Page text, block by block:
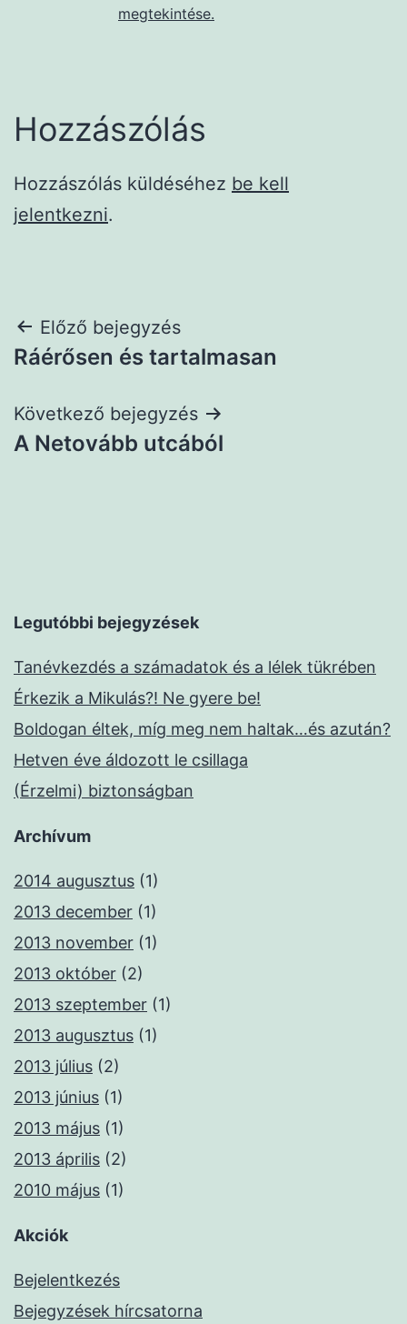
megtekintése.
Hozzászólás
Hozzászólás küldéséhez be kell
jelentkezni.
Bejegyzés
navigáció
Előző bejegyzés
Ráérősen és tartalmasan
Következő bejegyzés
A Netovább utcából
Legutóbbi bejegyzések
Tanévkezdés a számadatok és a lélek tükrében
Érkezik a Mikulás?! Ne gyere be!
Boldogan éltek, míg meg nem haltak…és azután?
Hetven éve áldozott le csillaga
(Érzelmi) biztonságban
Archívum
2014 augusztus (1)
2013 december (1)
2013 november (1)
2013 október (2)
2013 szeptember (1)
2013 augusztus (1)
2013 július (2)
2013 június (1)
2013 május (1)
2013 április (2)
2010 május (1)
Akciók
Bejelentkezés
Bejegyzések hírcsatorna